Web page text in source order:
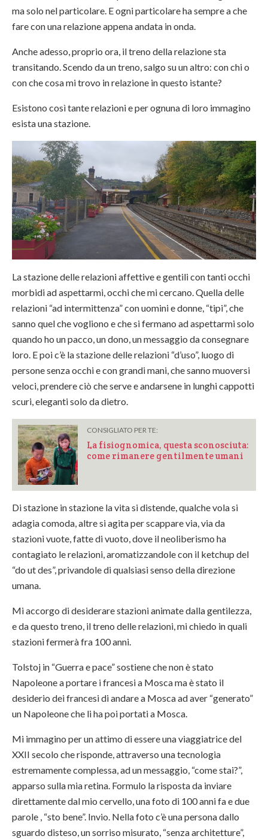
ma solo nel particolare. E ogni particolare ha sempre a che
fare con una relazione appena andata in onda.
Anche adesso, proprio ora, il treno della relazione sta
transitando. Scendo da un treno, salgo su un altro: con chi o
con che cosa mi trovo in relazione in questo istante?
Esistono così tante relazioni e per ognuna di loro immagino
esista una stazione.
La stazione delle relazioni affettive e gentili con tanti occhi
morbidi ad aspettarmi, occhi che mi cercano. Quella delle
relazioni “ad intermittenza” con uomini e donne, “tipi”, che
sanno quel che vogliono e che si fermano ad aspettarmi solo
quando ho un pacco, un dono, un messaggio da consegnare
loro. E poi c’è la stazione delle relazioni “d’uso”, luogo di
persone senza occhi e con grandi mani, che sanno muoversi
veloci, prendere ciò che serve e andarsene in lunghi cappotti
scuri, eleganti solo da dietro.
CONSIGLIATO PER TE:
La fisiognomica, questa sconosciuta:
come rimanere gentilmente umani
Di stazione in stazione la vita si distende, qualche vola si
adagia comoda, altre si agita per scappare via, via da
stazioni vuote, fatte di vuoto, dove il neoliberismo ha
contagiato le relazioni, aromatizzandole con il ketchup del
“do ut des”, privandole di qualsiasi senso della direzione
umana.
Mi accorgo di desiderare stazioni animate dalla gentilezza,
e da questo treno, il treno delle relazioni, mi chiedo in quali
stazioni fermerà fra 100 anni.
Tolstoj in “Guerra e pace” sostiene che non è stato
Napoleone a portare i francesi a Mosca ma è stato il
desiderio dei francesi di andare a Mosca ad aver “generato”
un Napoleone che li ha poi portati a Mosca.
Mi immagino per un attimo di essere una viaggiatrice del
XXII secolo che risponde, attraverso una tecnologia
estremamente complessa, ad un messaggio, “come stai?”,
apparso sulla mia retina. Formulo la risposta da inviare
direttamente dal mio cervello, una foto di 100 anni fa e due
parole , “sto bene”. Invio. Nella foto c’è una persona dallo
sguardo disteso, un sorriso misurato, “senza architetture”,